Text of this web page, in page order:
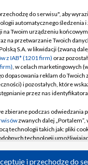
TVP
TVP
Cyfrowa
Regulamin TVP
Polityka prywatności
Moje zgody
Pomoc
Kontakt
Kanały
do serwisu", aby
automatycznego śledzenia i
na Twoim urządzeniu
na przetwarzanie Twoich
S.A. w likwidacji (zwaną
z IAB* (1201 firm) oraz
, w celach marketingowych
dopasowania reklam do Twoich
i pozostałych, które
przez nas identyfikatora
zbierane podczas odwiedzania
zwanych dalej
technologii takich jak: pliki
technologii
i przechodzę do